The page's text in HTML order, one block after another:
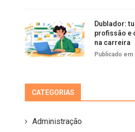
Dublador:
profissão e
na carreira
Publicado em
CATEGORIAS
Administração